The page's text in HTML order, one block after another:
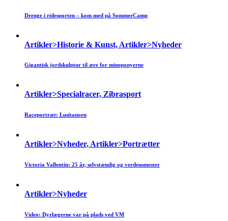
Drenge i ridesporten – kom med på SommerCamp
Artikler>Historie & Kunst, Artikler>Nyheder
Gigantisk jordskulptur til ære for mineponyerne
Artikler>Specialracer, Zibrasport
Raceportræt: Lusitanoen
Artikler>Nyheder, Artikler>Portrætter
Victoria Vallentin: 25 år, selvstændig og verdensmester
Artikler>Nyheder
Video: Dyrlægerne var på plads ved VM